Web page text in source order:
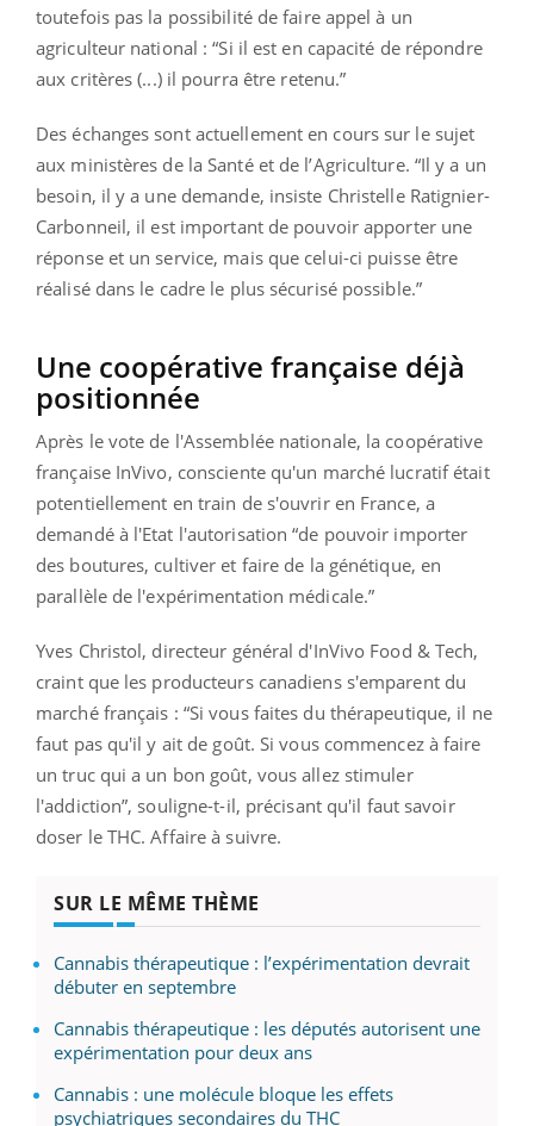
toutefois pas la possibilité de faire appel à un
agriculteur national : “Si il est en capacité de répondre
aux critères (...) il pourra être retenu.”
Des échanges sont actuellement en cours sur le sujet
aux ministères de la Santé et de l’Agriculture. “Il y a un
besoin, il y a une demande, insiste Christelle Ratignier-
Carbonneil, il est important de pouvoir apporter une
réponse et un service, mais que celui-ci puisse être
réalisé dans le cadre le plus sécurisé possible.”
Une coopérative française déjà
positionnée
Après le vote de l'Assemblée nationale, la coopérative
française InVivo, consciente qu'un marché lucratif était
potentiellement en train de s'ouvrir en France, a
demandé à l'Etat l'autorisation “de pouvoir importer
des boutures, cultiver et faire de la génétique, en
parallèle de l'expérimentation médicale.”
Yves Christol, directeur général d'InVivo Food & Tech,
craint que les producteurs canadiens s'emparent du
marché français : “Si vous faites du thérapeutique, il ne
faut pas qu'il y ait de goût. Si vous commencez à faire
un truc qui a un bon goût, vous allez stimuler
l'addiction”, souligne-t-il, précisant qu'il faut savoir
doser le THC. Affaire à suivre.
SUR LE MÊME THÈME
Cannabis thérapeutique : l’expérimentation devrait
débuter en septembre
Cannabis thérapeutique : les députés autorisent une
expérimentation pour deux ans
Cannabis : une molécule bloque les effets
psychiatriques secondaires du THC